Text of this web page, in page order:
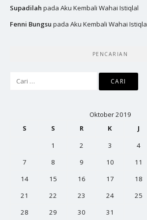
Supadilah pada Aku Kembali Wahai Istiqlal
Fenni Bungsu pada Aku Kembali Wahai
PENCARIAN
Oktober 2019
S
S R K J
1
2 3 4
7
8 9 10 11
14
15 16 17 18
21
22 23 24 25
28
29 30 31